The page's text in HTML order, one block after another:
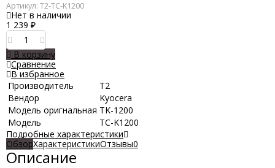
Артикул: T2-TC-K1200
Нет в наличии
1 239 ₽
В корзину
Сравнение
В избранное
Производитель
Т2
Вендор
Kyocera
Модель оригнальная TK-1200
Модель
TC-K1200
Подробные характеристики
ОбзорХарактеристикиОтзывы0
Описание